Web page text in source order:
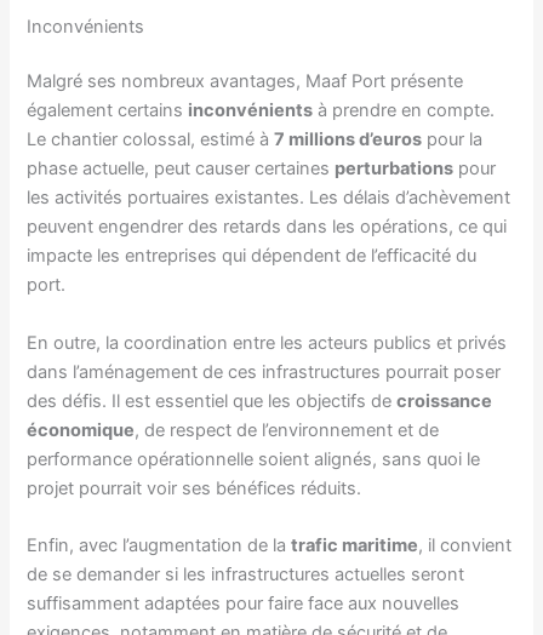
Inconvénients
Malgré ses nombreux avantages, Maaf Port présente
également certains inconvénients à prendre en compte.
Le chantier colossal, estimé à7 millions d’euros pour la
phase actuelle, peut causer certaines perturbations pour
les activités portuaires existantes. Les délais d’achèvement
peuvent engendrer des retards dans les opérations, ce qui
impacte les entreprises qui dépendent de l’efficacité du
port.
En outre, la coordination entre les acteurs publics et privés
dans l’aménagement de ces infrastructures pourrait poser
des défis. Il est essentiel que les objectifs decroissance
économique, de respect de l’environnement et de
performance opérationnelle soient alignés, sans quoi le
projet pourrait voir ses bénéfices réduits.
Enfin, avec l’augmentation de latrafic maritime, il convient
de se demander si les infrastructures actuelles seront
suffisamment adaptées pour faire face aux nouvelles